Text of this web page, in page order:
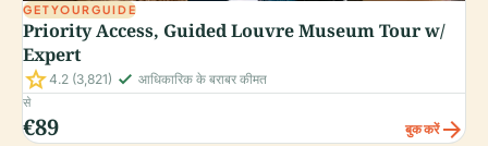
GETYOURGUIDE
Priority Access, Guided Louvre Museum Tour w/
Expert
star4.2 (3,821) check_small आधिकारिक के बराबर कीमत
से
€89 बुक करेंarrow_forward